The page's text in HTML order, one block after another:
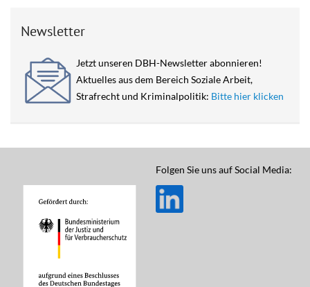
Newsletter
Jetzt unseren DBH-Newsletter abonnieren!
Aktuelles aus dem Bereich Soziale Arbeit,
Strafrecht und Kriminalpolitik: Bitte hier klicken
Folgen Sie uns auf Social Media: